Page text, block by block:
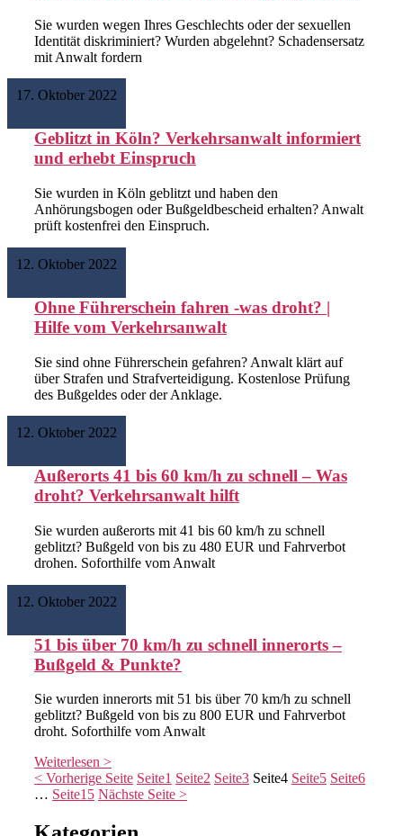
Sie wurden wegen Ihres Geschlechts oder der sexuellen
Identität diskriminiert? Wurden abgelehnt? Schadensersatz
mit Anwalt fordern
Weiterlesen >
Geblitzt in Köln? Verkehrsanwalt informiert
und erhebt Einspruch
17. Oktober 2022
Sie wurden in Köln geblitzt und haben den
Anhörungsbogen oder Bußgeldbescheid erhalten? Anwalt
prüft kostenfrei den Einspruch.
Weiterlesen >
Ohne Führerschein fahren -was droht? |
Hilfe vom Verkehrsanwalt
12. Oktober 2022
Sie sind ohne Führerschein gefahren? Anwalt klärt auf
über Strafen und Strafverteidigung. Kostenlose Prüfung
des Bußgeldes oder der Anklage.
Weiterlesen >
Außerorts 41 bis 60 km/h zu schnell – Was
droht? Verkehrsanwalt hilft
12. Oktober 2022
Sie wurden außerorts mit 41 bis 60 km/h zu schnell
geblitzt? Bußgeld von bis zu 480 EUR und Fahrverbot
drohen. Soforthilfe vom Anwalt
Weiterlesen >
51 bis über 70 km/h zu schnell innerorts –
Bußgeld & Punkte?
12. Oktober 2022
Sie wurden innerorts mit 51 bis über 70 km/h zu schnell
geblitzt? Bußgeld von bis zu 800 EUR und Fahrverbot
droht. Soforthilfe vom Anwalt
Weiterlesen >
< Vorherige Seite Seite1 Seite2 Seite3 Seite4 Seite5 Seite6
… Seite15 Nächste Seite >